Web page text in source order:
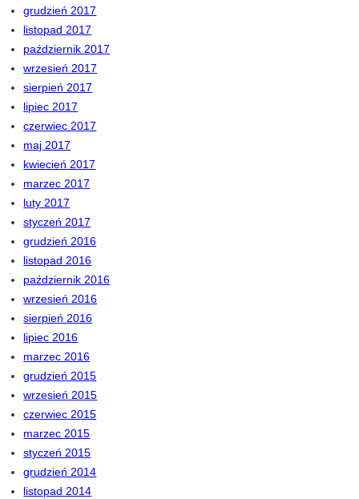
grudzień 2017
listopad 2017
październik 2017
wrzesień 2017
sierpień 2017
lipiec 2017
czerwiec 2017
maj 2017
kwiecień 2017
marzec 2017
luty 2017
styczeń 2017
grudzień 2016
listopad 2016
październik 2016
wrzesień 2016
sierpień 2016
lipiec 2016
marzec 2016
grudzień 2015
wrzesień 2015
czerwiec 2015
marzec 2015
styczeń 2015
grudzień 2014
listopad 2014